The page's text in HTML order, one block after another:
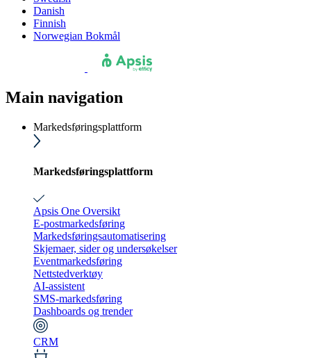
Danish
Finnish
Norwegian Bokmål
Main navigation
Markedsføringsplattform
Markedsføringsplattform
Apsis One Oversikt
E-postmarkedsføring
Markedsføringsautomatisering
Skjemaer, sider og undersøkelser
Eventmarkedsføring
Nettstedverktøy
AI-assistent
SMS-markedsføring
Dashboards og trender
CRM